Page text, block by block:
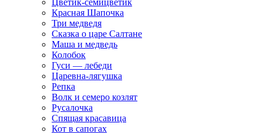
Цветик-семицветик
Красная Шапочка
Три медведя
Сказка о царе Салтане
Маша и медведь
Колобок
Гуси — лебеди
Царевна-лягушка
Репка
Волк и семеро козлят
Русалочка
Спящая красавица
Кот в сапогах